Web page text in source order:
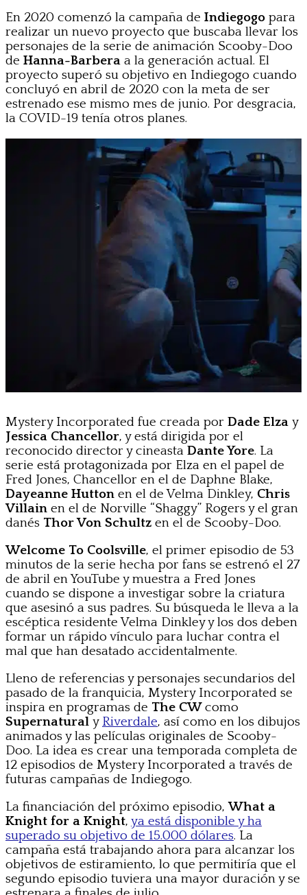
En 2020 comenzó la campaña de Indiegogo para
realizar un nuevo proyecto que buscaba llevar los
personajes de la serie de animación Scooby-Doo
de Hanna-Barbera a la generación actual. El
proyecto superó su objetivo en Indiegogo cuando
concluyó en abril de 2020 con la meta de ser
estrenado ese mismo mes de junio. Por desgracia,
la COVID-19 tenía otros planes.
Mystery Incorporated fue creada por Dade Elza y
Jessica Chancellor, y está dirigida por el
reconocido director y cineasta Dante Yore. La
serie está protagonizada por Elza en el papel de
Fred Jones, Chancellor en el de Daphne Blake,
Dayeanne Hutton en el de Velma Dinkley, Chris
Villain en el de Norville “Shaggy” Rogers y el gran
danés Thor Von Schultz en el de Scooby-Doo.
Welcome To Coolsville, el primer episodio de 53
minutos de la serie hecha por fans se estrenó el 27
de abril en YouTube y muestra a Fred Jones
cuando se dispone a investigar sobre la criatura
que asesinó a sus padres. Su búsqueda le lleva a la
escéptica residente Velma Dinkley y los dos deben
formar un rápido vínculo para luchar contra el
mal que han desatado accidentalmente.
Lleno de referencias y personajes secundarios del
pasado de la franquicia, Mystery Incorporated se
inspira en programas de The CWcomo
Supernatural y Riverdale, así como en los dibujos
animados y las películas originales de Scooby-
Doo. La idea es crear una temporada completa de
12 episodios de Mystery Incorporated a través de
futuras campañas de Indiegogo.
La financiación del próximo episodio,What a
Knight for a Knight, ya está disponible y ha
superado su objetivo de 15.000 dólares. La
campaña está trabajando ahora para alcanzar los
objetivos de estiramiento, lo que permitiría que el
segundo episodio tuviera una mayor duración y se